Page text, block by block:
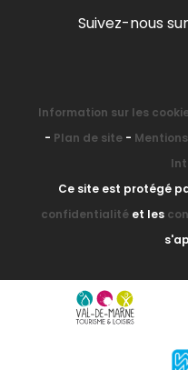
Suivez-nous sur
Information sur les
- Plan de site-
Ce site est protégé
confidentialité et les